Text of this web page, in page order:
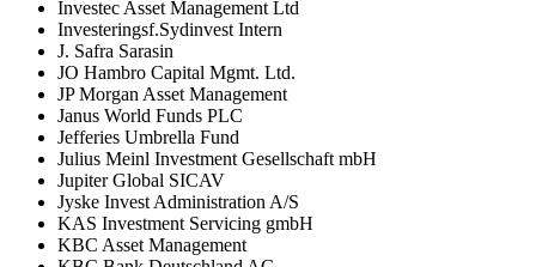
Investec Asset Management Ltd
Investeringsf.Sydinvest Intern
J. Safra Sarasin
JO Hambro Capital Mgmt. Ltd.
JP Morgan Asset Management
Janus World Funds PLC
Jefferies Umbrella Fund
Julius Meinl Investment Gesellschaft mbH
Jupiter Global SICAV
Jyske Invest Administration A/S
KAS Investment Servicing gmbH
KBC Asset Management